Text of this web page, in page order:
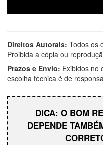
Direitos Autorais: Todos os
Proibida a cópia ou
Prazos e Envio: Exibidos no
escolha técnica é de
DICA: O BOM
DEPENDE